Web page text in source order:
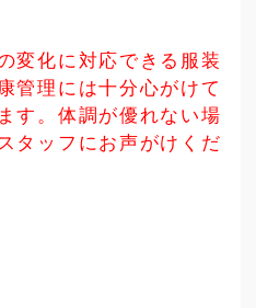
変化に対応できる服装
管理には十分心がけて
す。体調が優れない場
タッフにお声がけくだ